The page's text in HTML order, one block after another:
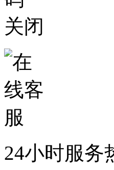
关闭
24小时服务